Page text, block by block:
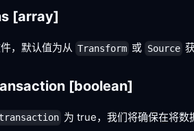
[array]
，默认值为从 Transform 或 Source
[boolean]
为 true，我们将确保在将数